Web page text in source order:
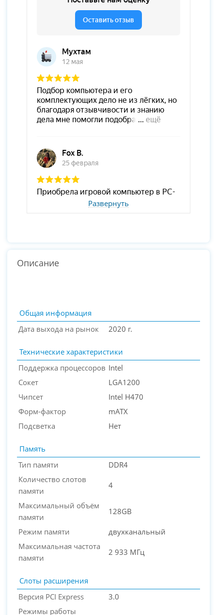
Развернуть
Описание
Общая информация
Дата выхода на рынок
2020 г.
Технические характеристики
Поддержка процессоров Intel
Сокет
LGA1200
Чипсет
Intel H470
Форм-фактор
mATX
Подсветка
Нет
Память
Тип памяти
DDR4
Количество слотов
памяти
4
Максимальный объём
памяти
128GB
Режим памяти
двухканальный
Максимальная частота
памяти
2 933 МГц
Слоты расширения
Версия PCI Express
3.0
Режимы работы